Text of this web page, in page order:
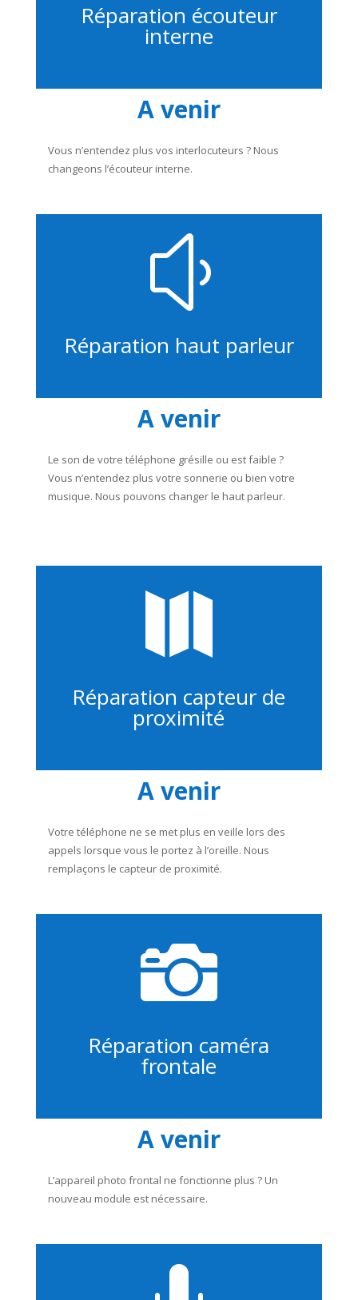
Réparation écouteur
interne
A venir
Vous n’entendez plus vos interlocuteurs ? Nous
changeons l’écouteur interne.
y
Réparation haut parleur
A venir
Le son de votre téléphone grésille ou est faible ?
Vous n’entendez plus votre sonnerie ou bien votre
musique. Nous pouvons changer le haut parleur.

Réparation capteur de
proximité
A venir
Votre téléphone ne se met plus en veille lors des
appels lorsque vous le portez à l’oreille. Nous
remplaçons le capteur de proximité.

Réparation caméra
frontale
A venir
L’appareil photo frontal ne fonctionne plus ? Un
nouveau module est nécessaire.